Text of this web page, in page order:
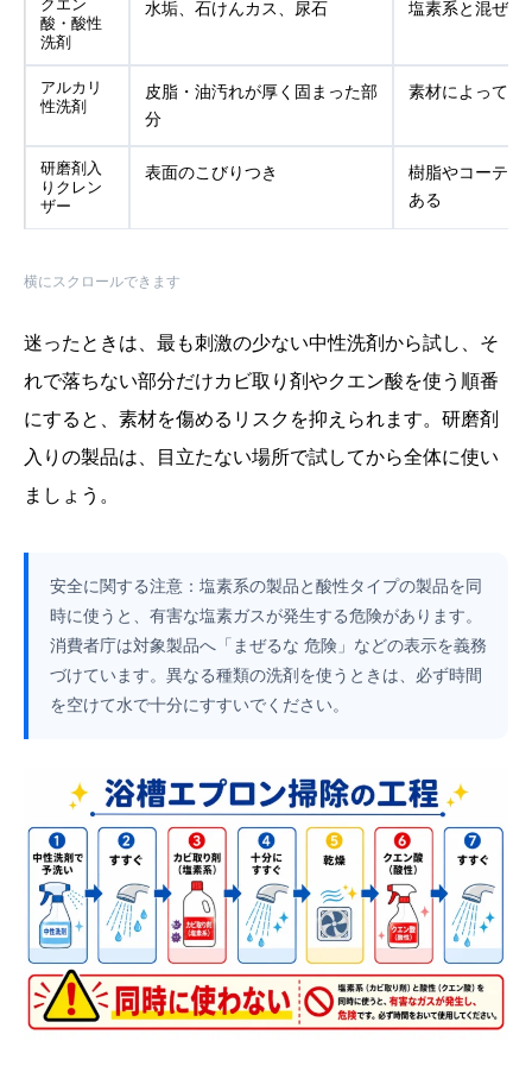
クエン
酸・酸性
洗剤
水垢、石けんカス、尿石 塩素系と混ぜな
アルカリ
性洗剤
皮脂・油汚れが厚く固まった部
分
素材によっては
研磨剤入
りクレン
ザー
表面のこびりつき
樹脂やコーティ
ある
横にスクロールできます
迷ったときは、最も刺激の少ない中性洗剤から試し、そ
れで落ちない部分だけカビ取り剤やクエン酸を使う順番
にすると、素材を傷めるリスクを抑えられます。研磨剤
入りの製品は、目立たない場所で試してから全体に使い
ましょう。
安全に関する注意：塩素系の製品と酸性タイプの製品を同
時に使うと、有害な塩素ガスが発生する危険があります。
消費者庁は対象製品へ「まぜるな 危険」などの表示を義務
づけています。異なる種類の洗剤を使うときは、必ず時間
を空けて水で十分にすすいでください。